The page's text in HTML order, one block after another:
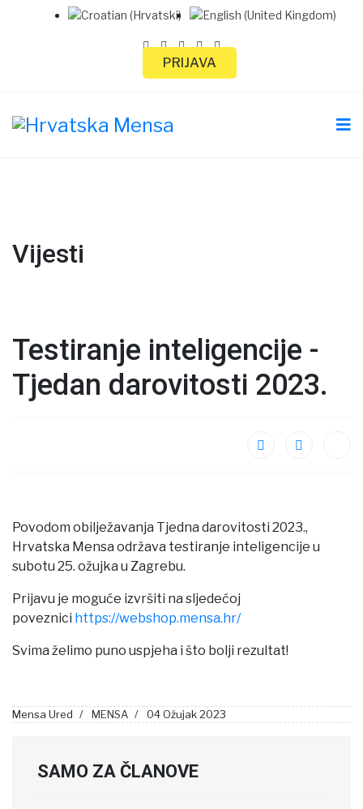
PRIJAVA
Vijesti
Testiranje inteligencije -
Tjedan darovitosti 2023.
Povodom obilježavanja Tjedna darovitosti 2023.,
Hrvatska Mensa održava testiranje inteligencije u
subotu 25. ožujka u Zagrebu.
Prijavu je moguće izvršiti na sljedećoj
poveznici https://webshop.mensa.hr/
Svima želimo puno uspjeha i što bolji rezultat!
Mensa Ured MENSA 04 Ožujak 2023
SAMO ZA ČLANOVE